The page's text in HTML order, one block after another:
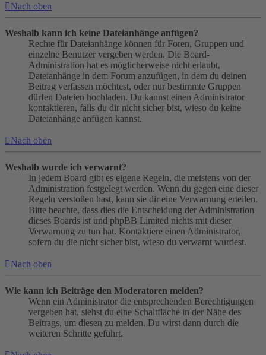
Nach oben
Weshalb kann ich keine Dateianhänge anfügen?
Rechte für Dateianhänge können für Foren, Gruppen und
einzelne Benutzer vergeben werden. Die Board-
Administration hat es möglicherweise nicht erlaubt,
Dateianhänge in dem Forum anzufügen, in dem du deinen
Beitrag verfassen möchtest, oder nur bestimmte Gruppen
dürfen Dateien hochladen. Du kannst einen Administrator
kontaktieren, falls du dir nicht sicher bist, wieso du keine
Dateianhänge anfügen kannst.
Nach oben
Weshalb wurde ich verwarnt?
In jedem Board gibt es eigene Regeln, die meistens von der
Administration festgelegt werden. Wenn du gegen eine dieser
Regeln verstoßen hast, kann sie dir eine Verwarnung erteilen.
Bitte beachte, dass dies die Entscheidung der Administration
dieses Boards ist und phpBB Limited nichts mit dieser
Verwarnung zu tun hat. Kontaktiere einen Administrator,
sofern du die nicht sicher bist, wieso du verwarnt wurdest.
Nach oben
Wie kann ich Beiträge den Moderatoren melden?
Wenn ein Administrator die entsprechenden Berechtigungen
vergeben hat, siehst du eine Schaltfläche in der Nähe des
Beitrags, um diesen zu melden. Du wirst dann durch die
weiteren Schritte geführt.